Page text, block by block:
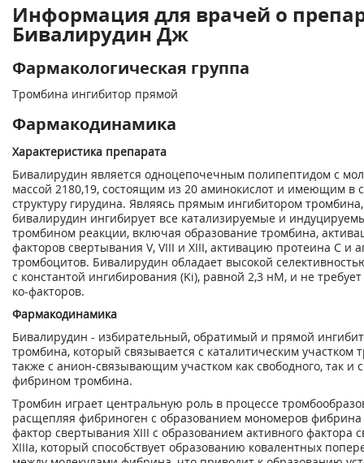
Информация для врачей о
Бивалирудин Дж
Фармакологическая группа
Тромбина ингибитор прямой
Фармакодинамика
Характеристика препарата
Бивалирудин является одноцепочечным полипептидом с
массой 2180,19, состоящим из 20 аминокислот и имеющим в
структуру гирудина. Являясь прямым ингибитором тромбина,
бивалирудин ингибирует все катализируемые и
тромбином реакции, включая образование тромбина,
факторов свертывания V, VIII и XIII, активацию протеина С и
тромбоцитов. Бивалирудин обладает высокой
с константой ингибирования (Ki), равной 2,3 нМ, и не требует
ко-факторов.
Фармакодинамика
Бивалирудин - избирательный, обратимый и прямой
тромбина, который связывается с каталитическим участком
также с анион-связывающим участком как свободного, так и
фибрином тромбина.
Тромбин играет центральную роль в процессе
расщепляя фибриноген с образованием мономеров фибрина
фактор свертывания XIII с образованием активного фактора
ХIIIа, который способствует образованию ковалентных